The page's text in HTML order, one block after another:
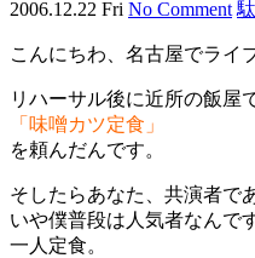
2006.12.22 Fri No Comment
こんにちわ、名古屋でライ
リハーサル後に近所の飯屋
「味噌カツ定食」
を頼んだんです。
そしたらあなた、共演者で
いや僕普段は人気者なんで
一人定食。